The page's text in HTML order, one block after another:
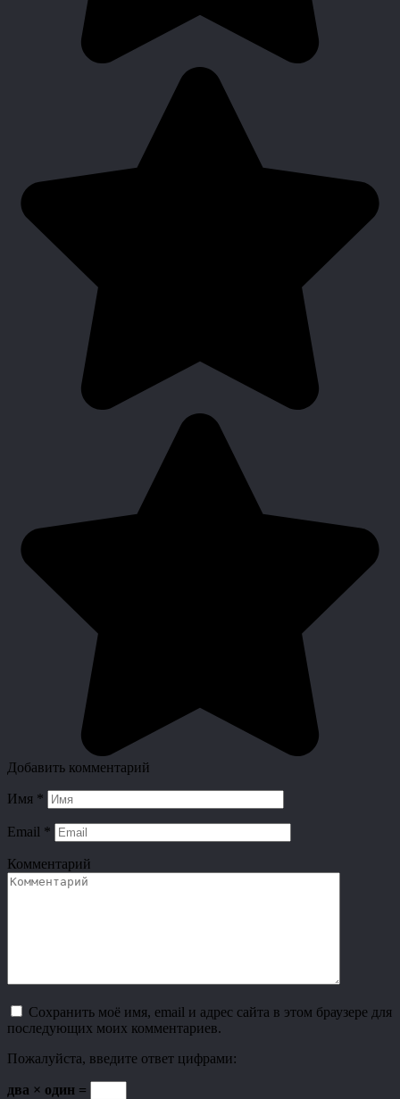
Добавить комментарий
Имя *
Email *
Комментарий
Сохранить моё имя, email и адрес сайта в этом браузере для
последующих моих комментариев.
Пожалуйста, введите ответ цифрами:
два × один =